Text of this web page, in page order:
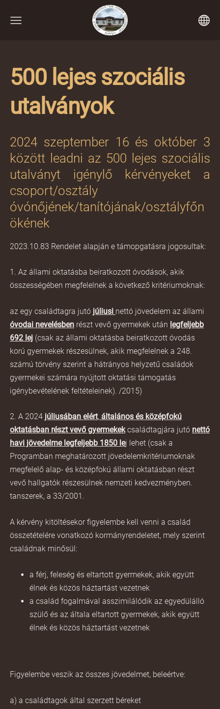
500 lejes szociális
utalványok
2024 szeptember 16 és október 3
között leadni az 500 lejes szociális
utalványt igénylő kérvényeket a
csoport/osztály
óvónőjének/tanítójának/osztályfőn
ökének
2023.10.83 Rendelet alapján e támopgatásra jogosultak:
1. Az állami oktatásba beiratkozott óvodások, akik
összességében megfelelnek a következő kritériumoknak:
az egy családtagra jutó júliusi nettó jövedelem az állami
óvodai nevelésben részt vevő gyermekek után legfeljebb
692 lej (csak az állami oktatásba beiratkozott óvodás
korú gyermekek részesülnek, akik megfelelnek a 248.
számú törvény szerint a hátrányos helyzetű családok
gyermekei számára nyújtott oktatási támogatás
igénybevételének feltételeinek). /2015)
2. A 2024 júliusában elért, általános és középfokú
oktatásban részt vevő gyermekekcsaládtagjára jutó nettó
havi jövedelme legfeljebb 1850 lej lehet (csak a
Programban meghatározott jövedelemkritériumoknak
megfelelő alap- és középfokú állami oktatásban részt
vevő hallgatók részesülnek nemzeti kedvezményben.
tanszerek, a 33/2001.
A kérvény kitöltésekor figyelembe kell venni a család
összetételére vonatkozó kormányrendeletet, mely szerint
családnak minősül:
a férj, feleség és eltartott gyermekek, akik együtt
élnek és közös háztartást vezetnek
a család fogalmával asszimilálódik az egyedülálló
szülő és az általa eltartott gyermekek, akik együtt
élnek és közös háztartást vezetnek
Figyelembe veszik az összes jövedelmet, beleértve:
a) a családtagok által szerzett béreket